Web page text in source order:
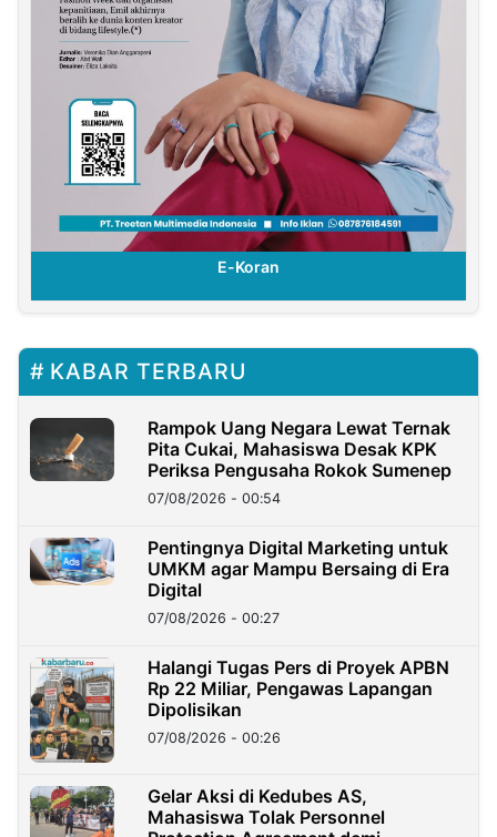
E-Koran
KABAR TERBARU
Rampok Uang Negara Lewat Ternak
Pita Cukai, Mahasiswa Desak KPK
Periksa Pengusaha Rokok Sumenep
07/08/2026 - 00:54
Pentingnya Digital Marketing untuk
UMKM agar Mampu Bersaing di Era
Digital
07/08/2026 - 00:27
Halangi Tugas Pers di Proyek APBN
Rp 22 Miliar, Pengawas Lapangan
Dipolisikan
07/08/2026 - 00:26
Gelar Aksi di Kedubes AS,
Mahasiswa Tolak Personnel